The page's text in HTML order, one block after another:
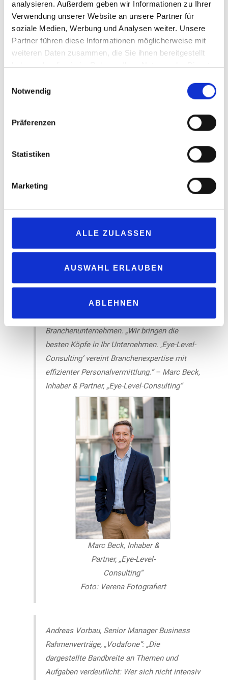
analysieren. Außerdem geben wir Informationen zu Ihrer
Verwendung unserer Website an unsere Partner für
soziale Medien, Werbung und Analysen weiter. Unsere
Partner führen diese Informationen möglicherweise mit
weiteren Daten zusammen, die Sie ihnen bereitgestellt
Notwendig
Präferenzen
Statistiken
Marketing
ALLE ZULASSEN
AUSWAHL ERLAUBEN
ABLEHNEN
geschäftsführender Partner, „audaco IT-
Revision GbR“
Für kleine und mittlere Unternehmen ist es
sinnvoll, sich beim Thema Cybersicherheit
von einem vertrauenswürdigen Partner
diesen Beitrag den Experten Jörg Karner
empfohlen hat, vermittelt IT-Freelancer oder
Festangestellte für spezifische
Branchenunternehmen. „Wir bringen die
besten Köpfe in Ihr Unternehmen. ‚Eye-Level-
Consulting‘ vereint Branchenexpertise mit
effizienter Personalvermittlung.“ – Marc Beck,
Inhaber & Partner, „Eye-Level-Consulting“
Marc Beck, Inhaber &
Partner, „Eye-Level-
Consulting“
Foto: Verena Fotografiert
Andreas Vorbau, Senior Manager Business
Rahmenverträge, „Vodafone“: „Die
dargestellte Bandbreite an Themen und
Aufgaben verdeutlicht: Wer sich nicht intensiv